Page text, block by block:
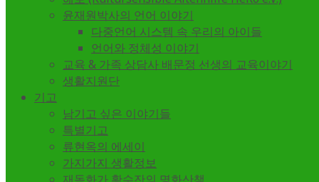
윤재원박사의 언어 이야기
다중언어 시스템 속 우리의 아이들
언어와 정체성 이야기
교육 & 가족 상담사 배문정 선생의 교육이야기
생활지원단
기고
남기고 싶은 이야기들
특별기고
류현옥의 에세이
가지가지 생활정보